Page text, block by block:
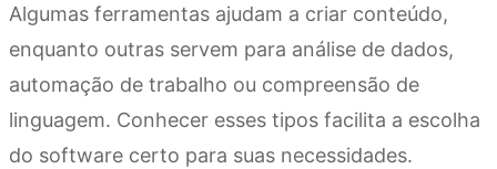
Algumas ferramentas ajudam a criar conteúdo,
enquanto outras servem para análise de dados,
automação de trabalho ou compreensão de
linguagem. Conhecer esses tipos facilita a escolha
do software certo para suas necessidades.